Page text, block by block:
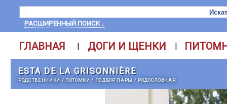
РАСШИРЕННЫЙ ПОИСК ↓
ГЛАВНАЯ | ДОГИ И ЩЕНКИ |
ESTA DE LA GRISONNIÈRE
РОДСТВЕННИКИ / ПОТОМКИ/ ПОДБОР ПАРЫ / РОДОСЛОВНАЯ